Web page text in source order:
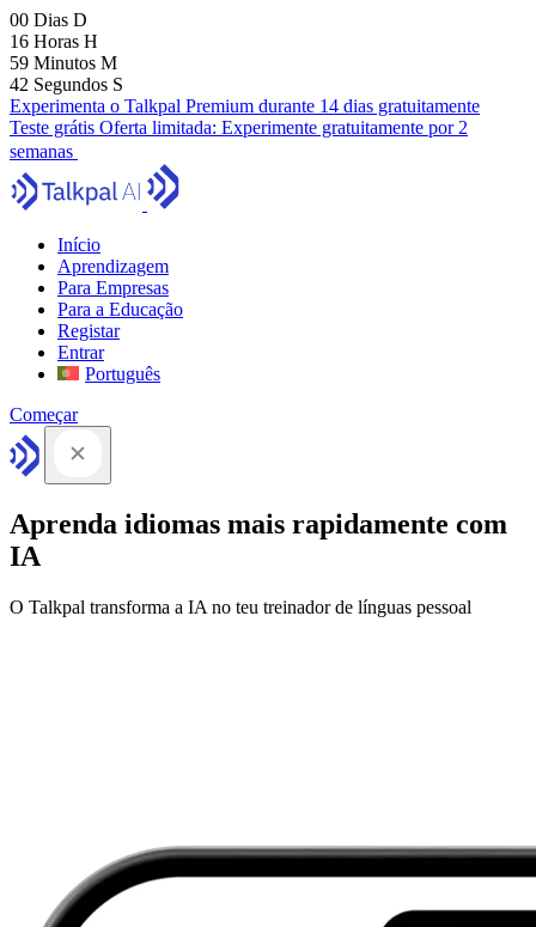
00 Dias D
16 Horas H
59 Minutos M
41 Segundos S
Experimenta o Talkpal Premium durante 14 dias gratuitamente
Teste grátis Oferta limitada: Experimente gratuitamente por 2
semanas
Início
Aprendizagem
Para Empresas
Para a Educação
Registar
Entrar
Português
Começar
Aprenda idiomas mais rapidamente com
IA
O Talkpal transforma a IA no teu treinador de línguas pessoal